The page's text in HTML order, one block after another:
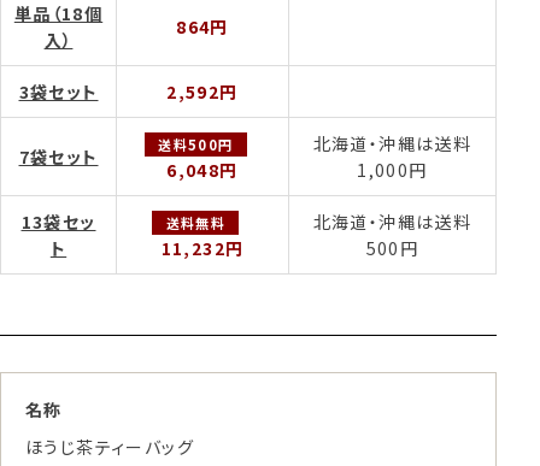
単品（18個
入）
864円
3袋セット 2,592円
7袋セット 送料500円
6,048円
北海道・沖縄は送料
1,000円
13袋セッ
ト
送料無料
11,232円
北海道・沖縄は送料
500円
名称
ほうじ茶ティーバッグ